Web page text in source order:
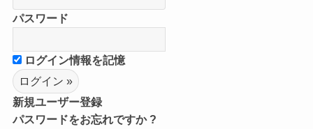
パスワード
ログイン情報を記憶
新規ユーザー登録
パスワードをお忘れですか ?